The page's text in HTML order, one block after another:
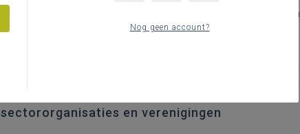
Inspiratie om met boeken aan de slag te gaan in de klas!
sectororganisaties en verenigingen
Nog geen account?